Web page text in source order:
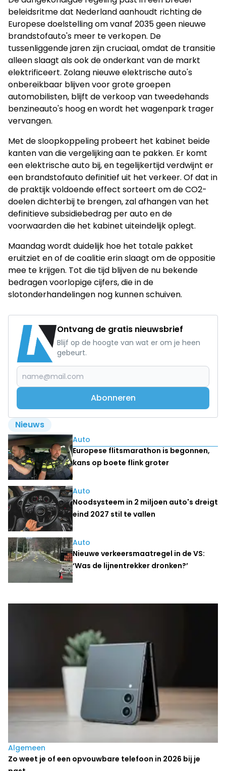
beleidsritme dat Nederland aanhoudt richting de
Europese doelstelling om vanaf 2035 geen nieuwe
brandstofauto's meer te verkopen. De
tussenliggende jaren zijn cruciaal, omdat de transitie
alleen slaagt als ook de onderkant van de markt
elektrificeert. Zolang nieuwe elektrische auto's
onbereikbaar blijven voor grote groepen
automobilisten, blijft de verkoop van tweedehands
benzineauto's hoog en wordt het wagenpark trager
vervangen.
Met de sloopkoppeling probeert het kabinet beide
kanten van die vergelijking aan te pakken. Er komt
een elektrische auto bij, en tegelijkertijd verdwijnt er
een brandstofauto definitief uit het verkeer. Of dat in
de praktijk voldoende effect sorteert om de CO2-
doelen dichterbij te brengen, zal afhangen van het
definitieve subsidiebedrag per auto en de
voorwaarden die het kabinet uiteindelijk oplegt.
Maandag wordt duidelijk hoe het totale pakket
eruitziet en of de coalitie erin slaagt om de oppositie
mee te krijgen. Tot die tijd blijven de nu bekende
bedragen voorlopige cijfers, die in de
slotonderhandelingen nog kunnen schuiven.
Ontvang de gratis nieuwsbrief
Blijf op de hoogte van wat er om je heen
gebeurt.
Abonneren
Nieuws
Lees ook
Auto
Europese flitsmarathon is begonnen,
kans op boete flink groter
Auto
Noodsysteem in 2 miljoen auto's dreigt
eind 2027 stil te vallen
Auto
Nieuwe verkeersmaatregel in de VS:
‘Was de lijnentrekker dronken?’
Laatste nieuws
Algemeen
Zo weet je of een opvouwbare telefoon in 2026 bij je